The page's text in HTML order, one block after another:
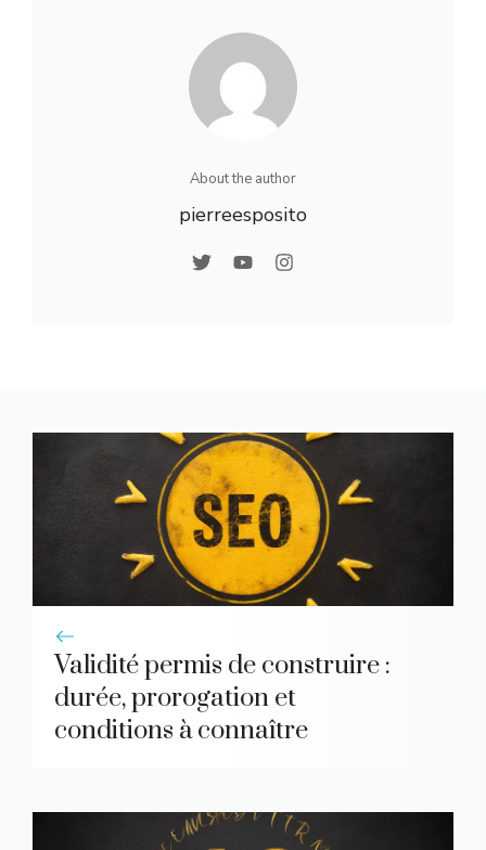
pratiques
About the author
pierreesposito
Validité permis de construire :
durée, prorogation et
conditions à connaître